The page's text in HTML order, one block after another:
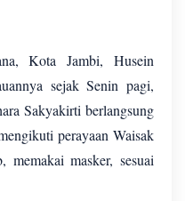
Kota Jambi, Husein
sejak Senin pagi,
Sakyakirti berlangsung
perayaan Waisak
memakai masker, sesuai